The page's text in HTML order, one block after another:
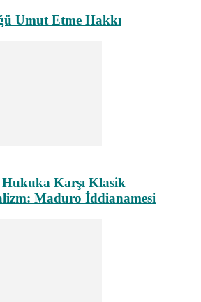
Umut Etme Hakkı
Hukuka Karşı Klasik
Maduro İddianamesi